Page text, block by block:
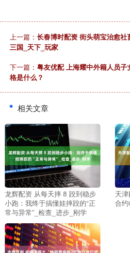
上一篇： 长春博时配资 街头萌宝治愈社
三国_天下_玩家
下一篇： 粤友优配 上海耀中外籍人员
格是什么？
相关文章
龙辉配资 从每天摔 8 跤到稳步
小跑：我终于搞懂娃摔跤的“正
常与异常”_检查_进步_刚学
天
合